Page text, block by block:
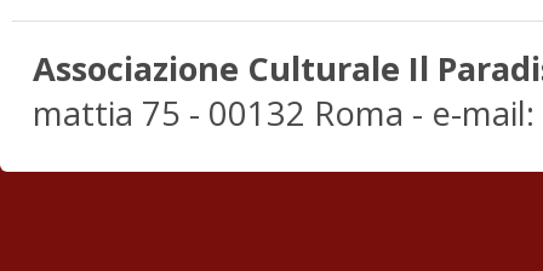
Associazione Culturale Il
mattia 75 - 00132 Roma - e-mail: